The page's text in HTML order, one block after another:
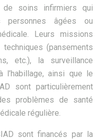
soins infirmiers qui
personnes âgées ou
Leurs missions
(pansements
etc.), la surveillance
ainsi que le
sont particulièrement
problèmes de santé
régulière.
sont financés par la